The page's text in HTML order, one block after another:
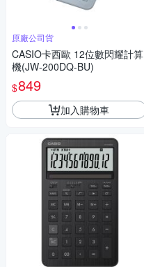
原廠公司貨
CASIO卡西歐 12位數閃耀計算
機(JW-200DQ-BU)
$849
加入購物車